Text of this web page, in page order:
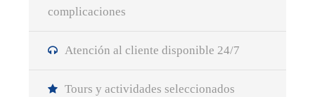
complicaciones
Atención al cliente disponible 24/7
Tours y actividades seleccionados